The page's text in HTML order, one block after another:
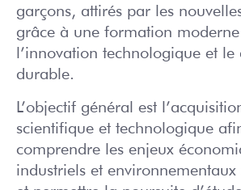
garçons, attirés par les
grâce à une formation moderne
l’innovation technologique et le
durable.
L’objectif général est
scientifique et technologique
comprendre les enjeux
industriels et environnementaux